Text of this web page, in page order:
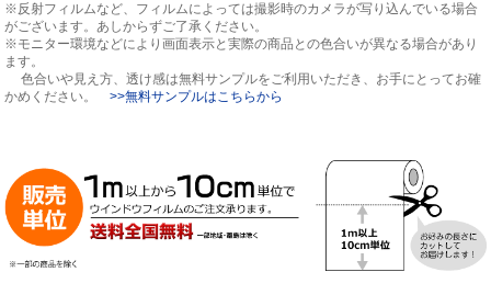
※反射フィルムなど、フィルムによっては撮影時のカメラが写り込んでいる場合
がございます。あしからずご了承ください。
※モニター環境などにより画面表示と実際の商品との色合いが異なる場合があり
ます。
色合いや見え方、透け感は無料サンプルをご利用いただき、お手にとってお確
かめください。>>無料サンプルはこちらから